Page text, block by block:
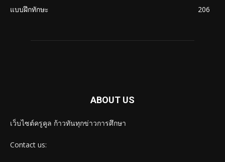
แบบฝึกทักษะ
206
ABOUT US
เว็บไซต์ครูคูล ก้าวทันทุกข่าวการศึกษา
Contact us: